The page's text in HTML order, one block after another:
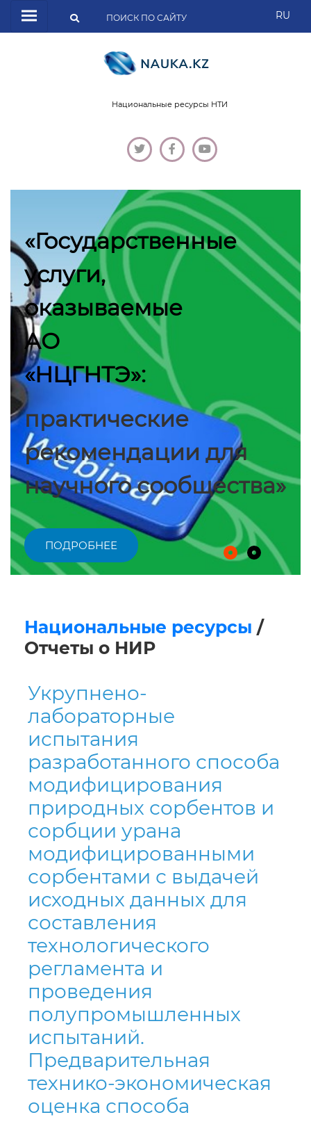
RU
Национальные ресурсы НТИ
«Государственные
услуги,
оказываемые
АО
«НЦГНТЭ»:
практические
рекомендации для
научного сообщества»
ПОДРОБНЕЕ
Национальные ресурсы /
Отчеты о НИР
Укрупнено-
лабораторные
испытания
разработанного способа
модифицирования
природных сорбентов и
сорбции урана
модифицированными
сорбентами с выдачей
исходных данных для
составления
технологического
регламента и
проведения
полупромышленных
испытаний.
Предварительная
технико-экономическая
оценка способа